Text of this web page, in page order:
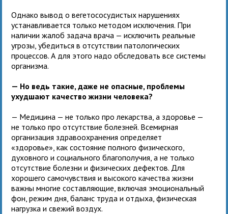
Однако вывод о вегетососудистых нарушениях
устанавливается только методом исключения. При
наличии жалоб задача врача — исключить реальные
угрозы, убедиться в отсутствии патологических
процессов. А для этого надо обследовать все системы
организма.
— Но ведь такие, даже не опасные, проблемы
ухудшают качество жизни человека?
— Медицина — не только про лекарства, а здоровье —
не только про отсутствие болезней. Всемирная
организация здравоохранения определяет
«здоровье», как состояние полного физического,
духовного и социального благополучия, а не только
отсутствие болезни и физических дефектов. Для
хорошего самочувствия и высокого качества жизни
важны многие составляющие, включая эмоциональный
фон, режим дня, баланс труда и отдыха, физическая
нагрузка и свежий воздух.